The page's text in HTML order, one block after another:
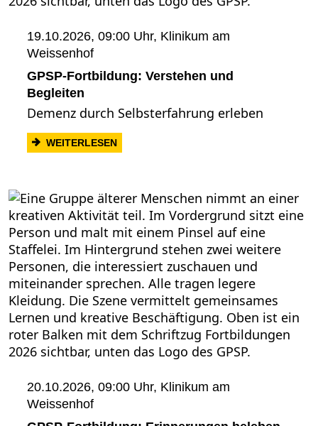
19.10.2026, 09:00 Uhr, Klinikum am
Weissenhof
GPSP-Fortbildung: Verstehen und
Begleiten
Demenz durch Selbsterfahrung erleben
WEITERLESEN: GPSP-FORTBILDUNG: VERSTEHEN
20.10.2026, 09:00 Uhr, Klinikum am
Weissenhof